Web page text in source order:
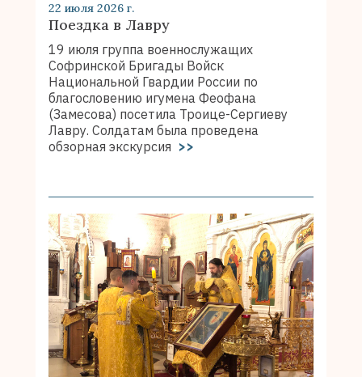
22 июля 2026 г.
Поездка в Лавру
19 июля группа военнослужащих
Софринской Бригады Войск
Национальной Гвардии России по
благословению игумена Феофана
(Замесова) посетила Троице-Сергиеву
Лавру. Солдатам была проведена
обзорная экскурсия >>